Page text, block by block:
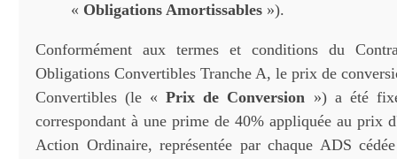
« Obligations Amortissables »).
Conformément aux termes et conditions du
Obligations Convertibles Tranche A, le prix de
Convertibles (le «Prix de Conversion ») a été
correspondant à une prime de 40% appliquée au prix
Action Ordinaire, représentée par chaque ADS